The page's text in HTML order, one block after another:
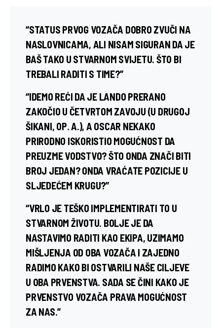
“STATUS PRVOG VOZAČA DOBRO ZVUČI NA
NASLOVNICAMA, ALI NISAM SIGURAN DA JE
BAŠ TAKO U STVARNOM SVIJETU. ŠTO BI
TREBALI RADITI S TIME?”
“IDEMO REĆI DA JE LANDO PRERANO
ZAKOČIO U ČETVRTOM ZAVOJU (U DRUGOJ
ŠIKANI, OP. A.), A OSCAR NEKAKO
PRIRODNO ISKORISTIO MOGUĆNOST DA
PREUZME VODSTVO? ŠTO ONDA ZNAČI BITI
BROJ JEDAN? ONDA VRAĆATE POZICIJE U
SLJEDEĆEM KRUGU?”
“VRLO JE TEŠKO IMPLEMENTIRATI TO U
STVARNOM ŽIVOTU. BOLJE JE DA
NASTAVIMO RADITI KAO EKIPA, UZIMAMO
MIŠLJENJA OD OBA VOZAČA I ZAJEDNO
RADIMO KAKO BI OSTVARILI NAŠE CILJEVE
U OBA PRVENSTVA. SADA SE ČINI KAKO JE
PRVENSTVO VOZAČA PRAVA MOGUĆNOST
ZA NAS.”